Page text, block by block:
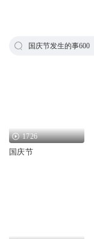
国庆节发生的事600
1726
国庆节